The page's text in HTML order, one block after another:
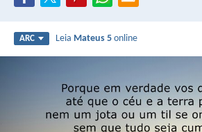
ARC Leia Mateus 5 online